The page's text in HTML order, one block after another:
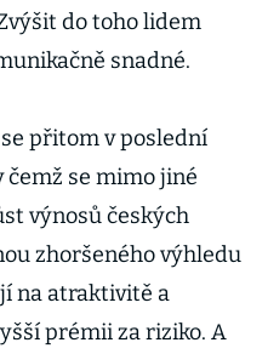
do toho lidem
snadné.
se přitom v poslední
čemž se mimo jiné
výnosů českých
zhoršeného výhledu
na atraktivitě a
prémii za riziko. A